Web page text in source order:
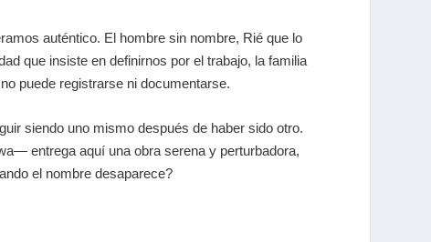
auténtico. El hombre sin nombre, Rié que lo
que insiste en definirnos por el trabajo, la familia
puede registrarse ni documentarse.
siendo uno mismo después de haber sido otro.
entrega aquí una obra serena y perturbadora,
el nombre desaparece?